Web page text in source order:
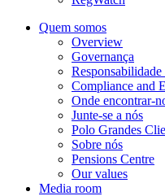
Quem somos
Overview
Governança
Compliance and
Onde encontrar-
Junte-se a nós
Polo Grandes
Sobre nós
Pensions Centre
Our values
Media room